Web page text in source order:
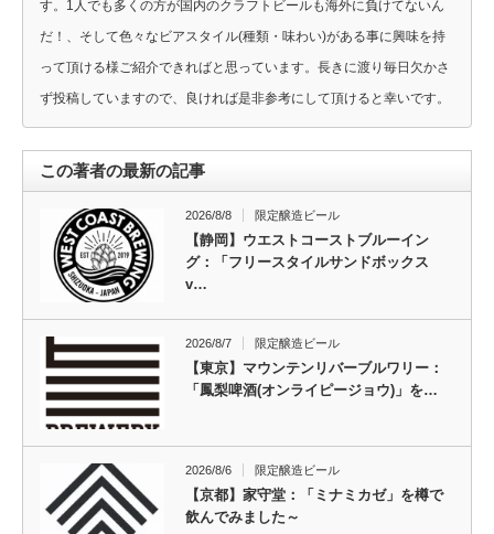
す。1人でも多くの方が国内のクラフトビールも海外に負けてないん
だ！、そして色々なビアスタイル(種類・味わい)がある事に興味を持
って頂ける様ご紹介できればと思っています。長きに渡り毎日欠かさ
ず投稿していますので、良ければ是非参考にして頂けると幸いです。
この著者の最新の記事
2026/8/8 限定醸造ビール
【静岡】ウエストコーストブルーイン
グ：「フリースタイルサンドボックス
v…
2026/8/7 限定醸造ビール
【東京】マウンテンリバーブルワリー：
「鳳梨啤酒(オンライピージョウ)」を…
2026/8/6 限定醸造ビール
【京都】家守堂：「ミナミカゼ」を樽で
飲んでみました～